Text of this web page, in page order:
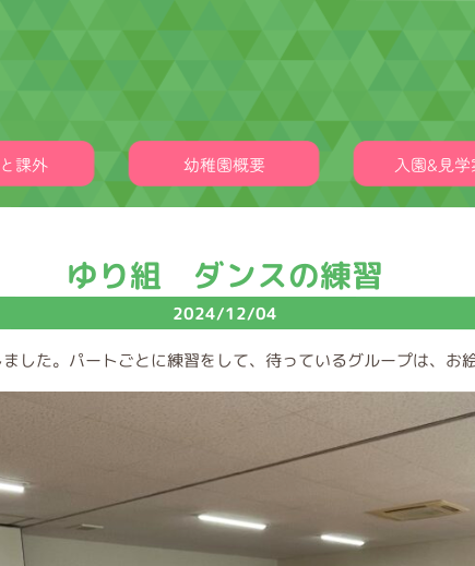
課外 幼稚園概要 入園&見学
ゆり組 ダンスの練習
2024/12/04
した。パートごとに練習をして、待っているグループは、お